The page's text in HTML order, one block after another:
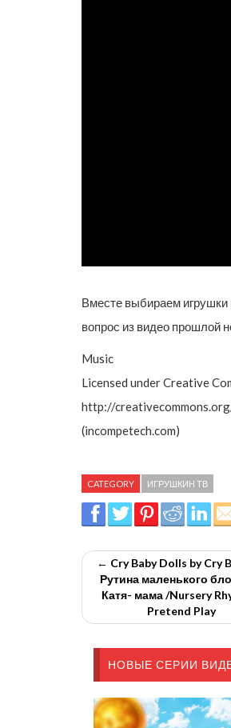
Вместе выбираем игрушки
вопрос из видео прошлой
Music
Licensed under Creative
http://
(incompetech.com)
CATEGORY ИГРУШКИН ТВ
← Cry Baby Dolls by Cry
Рутина маленького
Катя- мама /Nursery
Pretend Play
НОВЫЕ СЕРИИ